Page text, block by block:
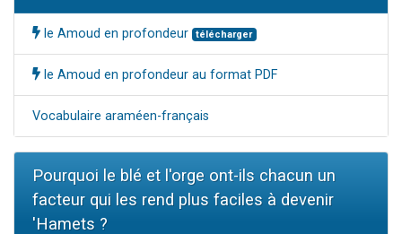
le Amoud en profondeur télécharger
le Amoud en profondeur au format PDF
Vocabulaire araméen-français
Pourquoi le blé et l'orge ont-ils chacun un
facteur qui les rend plus faciles à devenir
'Hamets ?